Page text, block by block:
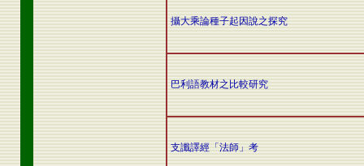
攝大乘論種子起因說之探究
巴利語教材之比較研究
支讖譯經「法師」考